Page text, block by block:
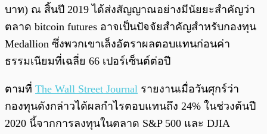
บาท) ณ สิ้นปี 2019 ได้ส่งสัญญาณอย่างมีนัยยะสำคัญว่า
ตลาด bitcoin futures อาจเป็นปัจจัยสำคัญสำหรับกองทุน
Medallion ซึ่งพวกเขาเล็งอัตราผลตอบแทนก่อนค่า
ธรรมเนียมที่เฉลี่ย 66 เปอร์เซ็นต์ต่อปี
ตามที่ The Wall Street Journal รายงานเมื่อวันศุกร์ว่า
กองทุนดังกล่าวได้ผลกำไรตอบแทนถึง 24% ในช่วงต้นปี
2020 นี้จากการลงทุนในตลาด S&P 500 และ DJIA